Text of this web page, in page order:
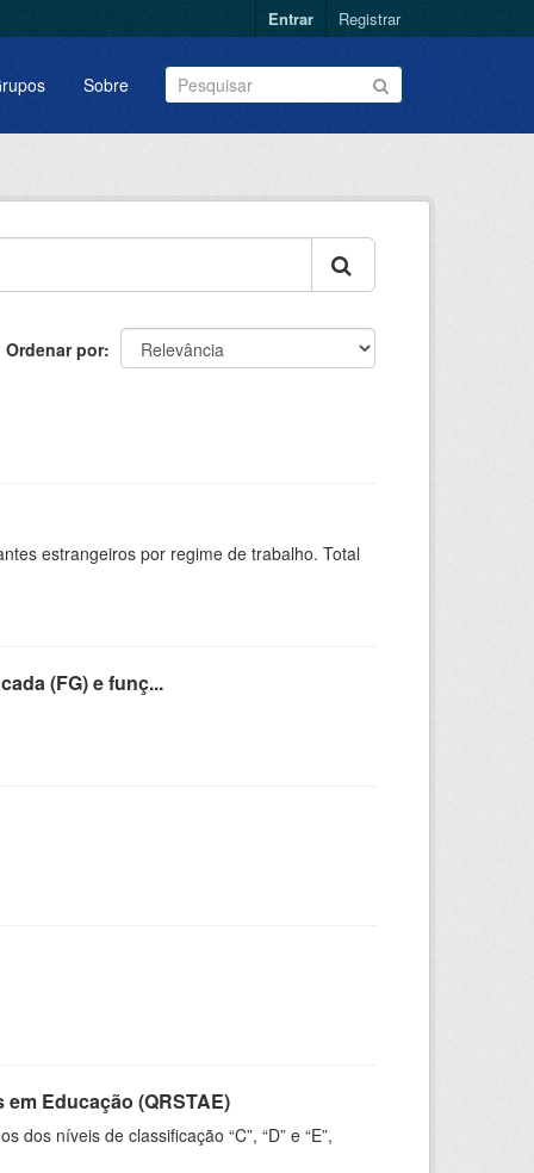
Entrar Registrar
Sobre
Ordenar por
estrangeiros por regime de trabalho. Total
(FG) e funç...
Educação (QRSTAE)
níveis de classificação “C”, “D” e “E”,